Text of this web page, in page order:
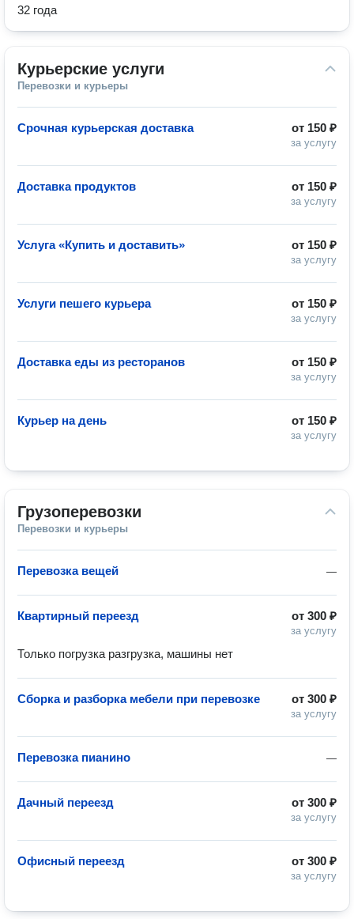
32 года
Курьерские услуги
Перевозки и курьеры
от 150 ₽
за услугу
Срочная курьерская доставка
от 150 ₽
за услугу
Доставка продуктов
от 150 ₽
за услугу
Услуга «Купить и доставить»
от 150 ₽
за услугу
Услуги пешего курьера
от 150 ₽
за услугу
Доставка еды из ресторанов
от 150 ₽
за услугу
Курьер на день
Грузоперевозки
Перевозки и курьеры
—
Перевозка вещей
от 300 ₽
за услугу
Квартирный переезд
Только погрузка разгрузка, машины нет
от 300 ₽
за услугу
Сборка и разборка мебели при перевозке
—
Перевозка пианино
от 300 ₽
за услугу
Дачный переезд
от 300 ₽
за услугу
Офисный переезд